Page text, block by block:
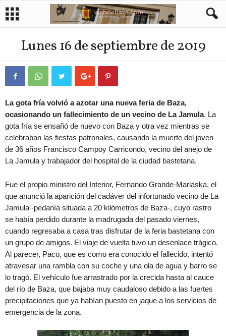
Lunes 16 de septiembre de 2019
La gota fría volvió a azotar una nueva feria de Baza,
ocasionando un fallecimiento de un vecino de La Jamula. La
gota fría se ensañó de nuevo con Baza y otra vez mientras se
celebraban las fiestas patronales, causando la muerte del joven
de 36 años Francisco Campoy Carricondo, vecino del anejo de
La Jamula y trabajador del hospital de la ciudad bastetana.
Fue el propio ministro del Interior, Fernando Grande-Marlaska, el
que anunció la aparición del cadáver del infortunado vecino de La
Jamula -pedanía situada a 20 kilómetros de Baza-, cuyo rastro
se había perdido durante la madrugada del pasado viernes,
cuando regresaba a casa tras disfrutar de la feria bastetana con
un grupo de amigos. El viaje de vuelta tuvo un desenlace trágico.
Al parecer, Paco, que es como era conocido el fallecido, intentó
atravesar una rambla con su coche y una ola de agua y barro se
lo tragó. El vehículo fue arrastrado por la crecida hasta al cauce
del río de Baza, que bajaba muy caudaloso debido a las fuertes
precipitaciones que ya habían puesto en jaque a los servicios de
emergencia de la zona.